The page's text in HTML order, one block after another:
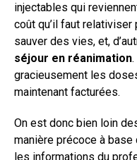
injectables qui
coût qu’il faut relativiser
sauver des vies, et,
séjour en réanimation
gracieusement les
maintenant facturées.
On est donc bien loin
manière précoce à base
les informations du